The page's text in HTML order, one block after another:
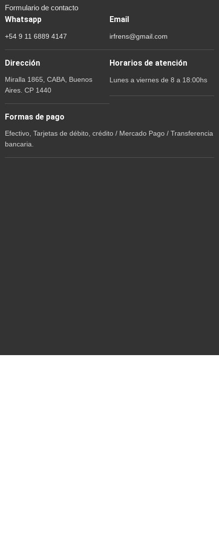
Formulario de contacto
Whatsapp
+54 9 11 6889 4147
Email
irfrens@gmail.com
Dirección
Miralla 1865, CABA, Buenos
Aires. CP 1440
Horarios de atención
Lunes a viernes de 8 a 18:00hs
Formas de pago
Efectivo, Tarjetas de débito, crédito / Mercado Pago / Transferencia
bancaria.